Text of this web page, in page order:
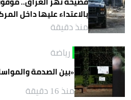
بالاعتداء عليها داخل
منذ دقيقة
رياضة
«بين الصدمة
منذ 16 دقيقة